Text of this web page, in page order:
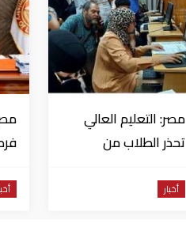
مصر: التعليم العالي
تحذر الطلاب من
غلق التسجيل
أخبار